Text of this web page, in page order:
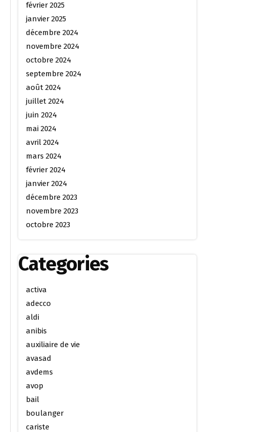
février 2025
janvier 2025
décembre 2024
novembre 2024
octobre 2024
septembre 2024
août 2024
juillet 2024
juin 2024
mai 2024
avril 2024
mars 2024
février 2024
janvier 2024
décembre 2023
novembre 2023
octobre 2023
Categories
activa
adecco
aldi
anibis
auxiliaire de vie
avasad
avdems
avop
bail
boulanger
cariste